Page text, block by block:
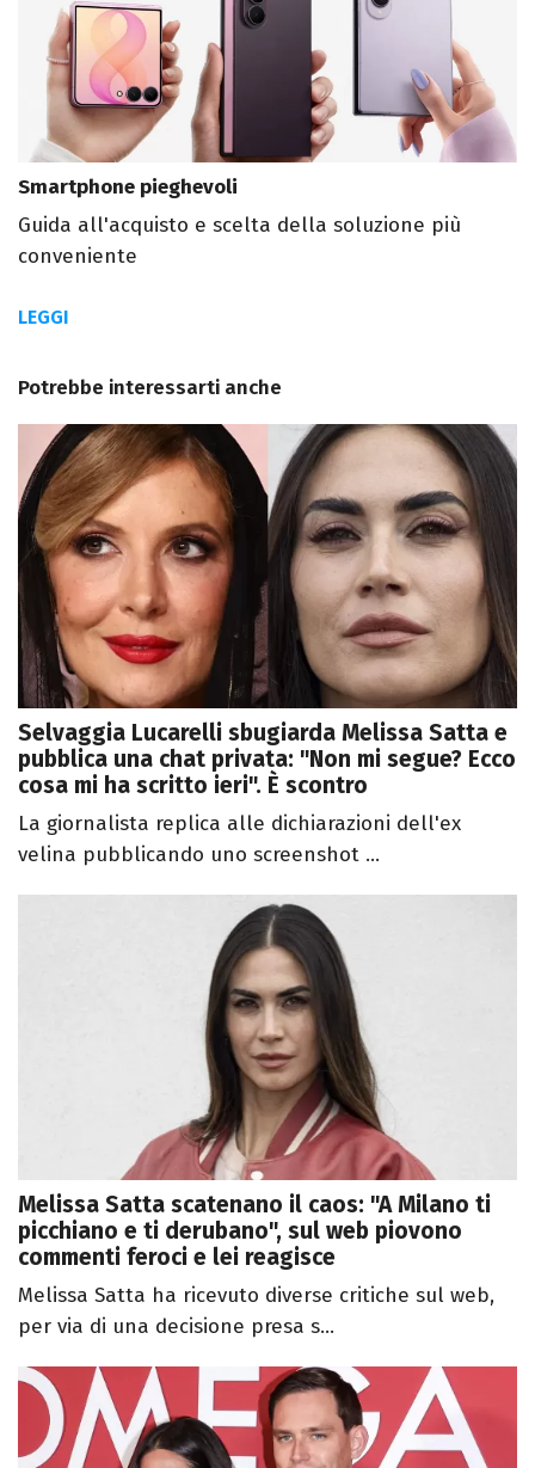
Smartphone pieghevoli
Guida all'acquisto e scelta della soluzione più
conveniente
LEGGI
Potrebbe interessarti anche
Selvaggia Lucarelli sbugiarda Melissa Satta e
pubblica una chat privata: "Non mi segue? Ecco
cosa mi ha scritto ieri". È scontro
La giornalista replica alle dichiarazioni dell'ex
velina pubblicando uno screenshot ...
Melissa Satta scatenano il caos: "A Milano ti
picchiano e ti derubano", sul web piovono
commenti feroci e lei reagisce
Melissa Satta ha ricevuto diverse critiche sul web,
per via di una decisione presa s...